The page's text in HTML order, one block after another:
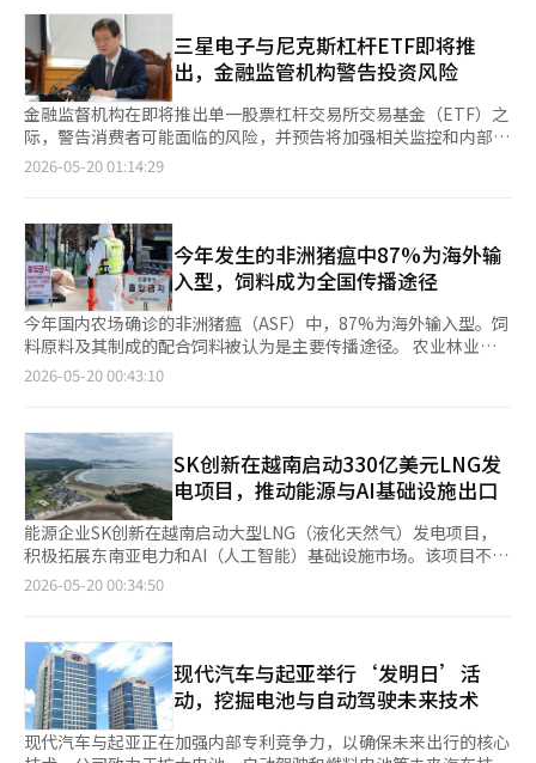
所的资料，美国白宫正加强将AI与网络安全作为国家安全战略进行
综合管理的举措，保护AI模型、数据中心和安全体系本身作为核心
资产的趋势愈加明显。 美国正在推进基于AI的安全威胁检测与防御
体系建设，同时扩大高安全性AI数据中心，推动AI安全内嵌化和AI
漏洞信息共享体系的建立。 专家们对TAC合作在增强国内网络威胁
应对能力方面持积极评价。顺天乡大学信息安全学系教授严亨烈表
示：“通过与开放AI的信息共享，获取漏洞信息和补丁方式，将有
助于阻止基于AI的攻击代码和提升安全应对体系。” 他还指
联网振兴院（KISA）已在运营网络威胁信息分析与共享（C-TAS）
系统，因此提升信息共享体系的方向更为现实。” 此外，政府还
在与Anthropic协商参与基于AI的安全合作项目“项目玻璃翼”。
但考虑到国家层面参与的案例尚无，且唯一参与的海外研究所为英
国AI安全研究所，实际合作预计将面临困难。※ 本报道经人工智能
（AI）系统翻译与编辑。
方和情报机构相关人员。 被制裁者在美国的资产将被冻结，并禁
止与美国个人和企业进行交易。这次制裁是特朗普总统于本月1日
签署的针对古巴行政命令的延续，该命令允许对与古巴核心国有企
业进行交易的外国金融机构和企业实施制裁，甚至将与古巴有交易
的第三国企业也纳入制裁风险之中。 在司法方面，消息称美国司
法部正在准备对古巴前国家委员会主席拉乌尔·卡斯特罗提起诉
讼，涉及1996年民间救援组织“兄弟救援”飞机被击落事件。拉
乌尔是菲德尔·卡斯特罗的弟弟，也是古巴革命的象征性人物。
2023年以来从俄罗斯和伊朗获得了超过300架军用无人机。此外，
古巴军方还讨论了针对关塔那摩湾美军基地及佛罗里达州基韦斯特
的无人机战术。 尽管美国情报机构认为古巴的攻击并不迫在眉
睫，也没有实际的攻击计划，但美国仍将古巴的无人机能力及其与
俄罗斯、伊朗的联系视为对西半球安全的威胁，从而为制裁和司法
压力提供了理由。 美国的举动旨在打击古巴的对外金融网络，强
化安全威胁框架，并针对政权的历史象征性。 古巴内部的能源危
机也加剧了压力。由于燃料短缺和老旧发电厂故障，古巴正面临大
瓦的电力缺口，占整体电力需求的65%。 古巴对此表示强烈反
对。古巴总统米格尔·迪亚斯-卡内尔在社交媒体上发文称：“古
巴不会对任何国家构成威胁。”他警告称：“如果美国实施军事攻
击，将会引发流血事件，并对地区和平造成无法估量的后果。”古
巴外交部副部长卡洛斯·费尔南德斯·德·科西奥也表示：“美国
国内反古巴的运动正在毫无根据地抨击，以为这可以为军事攻击辩
护。”※ 本报道经人工智能（AI）系统翻译与编辑。
三星电子与尼克斯杠杆ETF即将推
出，金融监管机构警告投资风险
金融监督机构在即将推出单一股票杠杆交易所交易基金（ETF）之
际，警告消费者可能面临的风险，并预告将加强相关监控和内部控
制。 根据19日金融监督机构的消息，前一天李灿镇金融监督机构
市剧烈波动过程中，个人投资者资金大量流入杠杆ETF，成为主要
风险因素。尤其是在27日国内市场即将推出单一股票杠杆ETF的背
景下，监管机构对特定股票集中投资可能导致的波动性加大表示担
忧。 市场关注到，近期个人投资者集中购买三星电子等大型科技
股，同时相关杠杆ETF的交易量急剧增加。实际上，主要杠杆和反
向ETF的换手率远高于普通股票。 在协商会上，金融监督机构检查
了投资杠杆和反向ETF时可能出现的负复利效应、再平衡的重要性
以及海外案例等。即使短期方向正确，若波动性加大，长期收益率
构决定集中监测杠杆和反向ETF的运作现状、溢价率、交易动态，
并将发布投资者注意事项，同时检查运作行业的市场营销。 特别
强调，投资单一股票杠杆和反向ETF的投资者需存入1000万韩元
的基本保证金，并在金融投资协会的教育系统中分别完成1小时的
基础和深入培训。金融公司被要求在产品名称和广告中明确告
知“单一股票”和“杠杆、反向”的风险。 金融监督机构还对证
券公司在海外股票营销竞争中发出警告。金融监督机构指出，近期
一些证券公司在进行海外股票活动和广告时，消费者保护措施和事
指标，并加强活动和广告相关的内部控制及事前监测。 此外，金
融监督机构还表示将对借助股市波动进行非法活动的金融影响者和
类似投资顾问采取强硬措施。金融监督机构解释称，当前正在通过
24小时运行的基于人工智能的金融影响者监测系统，实时打击不公
平交易和非法金融广告。 近期，金融当局因担忧ETF和海外股票营
销过程中可能导致的消费者损失，已提高了广告和销售行为的检查
2026-05-20 01:14:29
今年发生的非洲猪瘟中87%为海外输
入型，饲料成为全国传播途径
今年国内农场确诊的非洲猪瘟（ASF）中，87%为海外输入型。饲
料原料及其制成的配合饲料被认为是主要传播途径。 农业林业检
疫本部于19日发布了今年1月至3月发生的非洲猪瘟原因调查结
北、全南、庆南地区也出现了疫情扩散。 在24起病例中，3起为国
内既有类型，21起则确认属于海外发生类型。主要发生原因包括：
通过饲料原料感染、非法畜产品流通、野生野猪污染源输入等。
中央事故处理总部表示，在饲料原料及其制成的配合饲料中检测到
了海外发生类型的非洲猪瘟基因，发生农场与这些饲料原料之间存
在流行病学关联。 此外，在非法畜产品查处中发现的6种未申报产
品中也检测到了非洲猪瘟基因，国境检疫网络面临病毒输入的现实
担忧。同时，依据在野生野猪尸体中检测到的基因分析，认为野猪
加强防疫措施。对全国所有出栏的猪进行检测，建立了非洲猪瘟检
测体系。同时，为了防止非法畜产品导致的非洲猪瘟输入，正在扩
大对旅客行李的X光检查。 农业林业食品部粮食政策室室长朴正勋
表示：“为了防止非洲猪瘟的再次发生，我们从外国劳工入境阶段
开始，积极推进对屠宰场、野生野猪等的预防性防疫措施，并呼吁
农场积极配合防疫管理，控制农场内人员和车辆的出入，禁止非法
2026-05-20 00:43:10
SK创新在越南启动330亿美元LNG发
电项目，推动能源与AI基础设施出口
能源企业SK创新在越南启动大型LNG（液化天然气）发电项目，
积极拓展东南亚电力和AI（人工智能）基础设施市场。该项目不仅
是单纯的发电业务，还结合了电力、工业园区和AI数据中心，推出
梅地区举行了“Quynh Lap LNG项目执行发布及技术基础设施开
工仪式”。 Quynh Lap LNG项目将在越南河内南部约220公里的
应安省Quynh Lap地区建设1.5GW规模的LNG联合循环发电厂和
LNG终端等设施。总投资约为23亿美元（约330亿元人民币），计
划于2030年投入商业运营。 该项目值得关注的是，它不仅是发电
2026-05-20 00:34:50
现代汽车与起亚举行‘发明日’活
动，挖掘电池与自动驾驶未来技术
现代汽车与起亚正在加强内部专利竞争力，以确保未来出行的核心